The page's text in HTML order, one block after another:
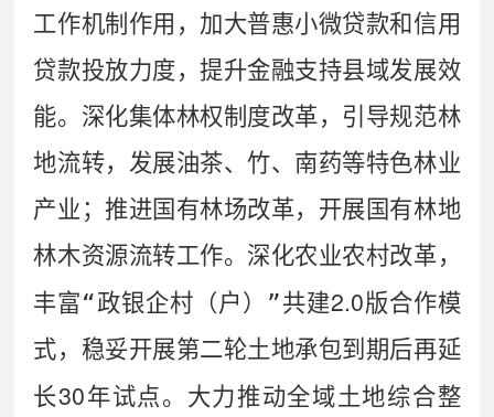
工作机制作用，加大普惠小微贷款和信用
贷款投放力度，提升金融支持县域发展效
能。 深化集体林权制度改革，引导规范林
地流转，发展油茶、竹、南药等特色林业
产业；推进国有林场改革，开展国有林地
林木资源流转工作。 深化农业农村改革，
丰富“政银企村（户） ”共建2.0版合作模
式，稳妥开展第二轮土地承包到期后再延
长30年试点。大力推动全域土地综合整